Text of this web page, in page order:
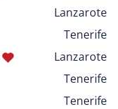
Lanzarote
Tenerife
Lanzarote
Tenerife
Tenerife